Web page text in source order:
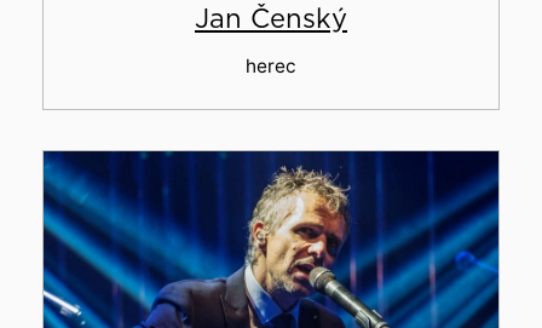
Jan Čenský
herec